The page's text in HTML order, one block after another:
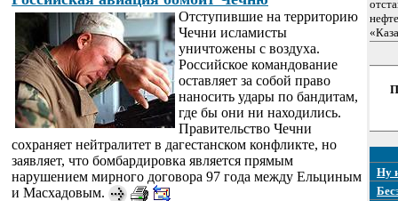
Отступившие на территорию
Чечни исламисты
уничтожены с воздуха.
Российское командование
оставляет за собой право
наносить удары по бандитам,
где бы они ни находились.
Правительство Чечни
сохраняет нейтралитет в дагестанском конфликте, но
заявляет, что бомбардировка является прямым
нарушением мирного договора 97 года между Ельциным
и Масхадовым.
Ну